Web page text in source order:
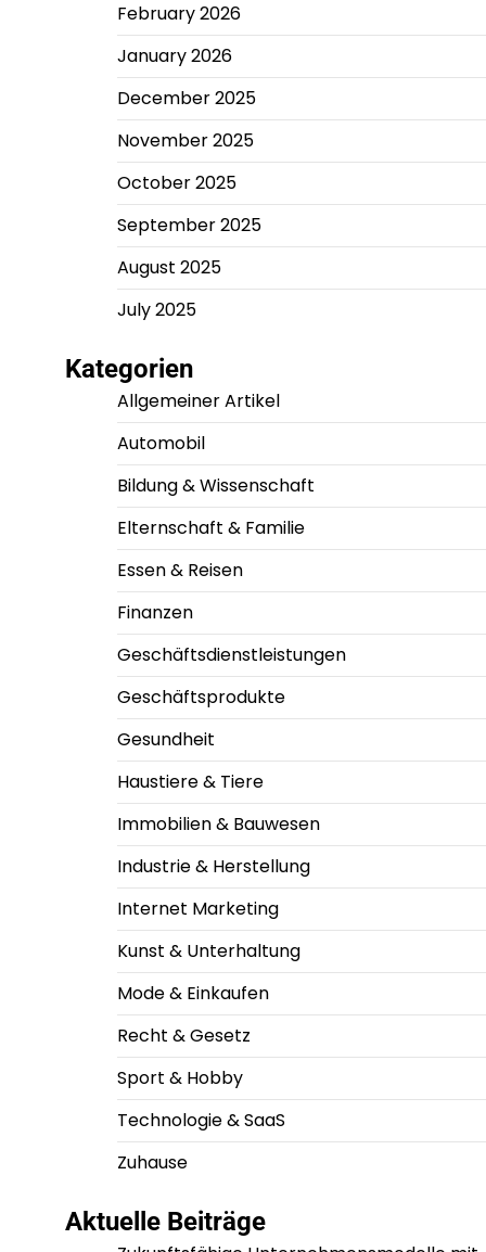
February 2026
January 2026
December 2025
November 2025
October 2025
September 2025
August 2025
July 2025
Kategorien
Allgemeiner Artikel
Automobil
Bildung & Wissenschaft
Elternschaft & Familie
Essen & Reisen
Finanzen
Geschäftsdienstleistungen
Geschäftsprodukte
Gesundheit
Haustiere & Tiere
Immobilien & Bauwesen
Industrie & Herstellung
Internet Marketing
Kunst & Unterhaltung
Mode & Einkaufen
Recht & Gesetz
Sport & Hobby
Technologie & SaaS
Zuhause
Aktuelle Beiträge